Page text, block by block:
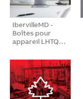
IbervilleMD -
Boîtes pour
appareil LHTQ…